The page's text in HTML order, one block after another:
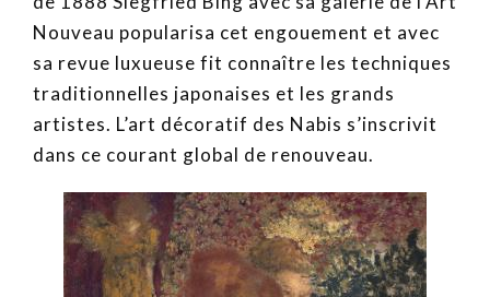
Nouveau popularisa cet engouement et avec
sa revue luxueuse fit connaître les techniques
traditionnelles japonaises et les grands
artistes. L’art décoratif des Nabis s’inscrivit
dans ce courant global de renouveau.